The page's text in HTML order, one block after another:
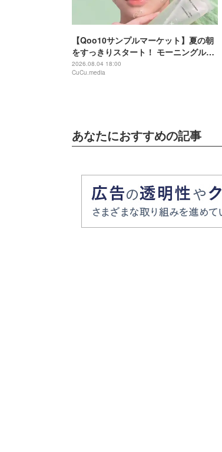
【Qoo10サンプルマーケット】夏の朝
をすっきりスタート！ モーニングルー
ティンに加えたい朝活コスメ＆インナ
ーケア〜８月１週目アイテムから５品
2026.08.04 18:00
CuCu.media
あなたにおすすめの記事